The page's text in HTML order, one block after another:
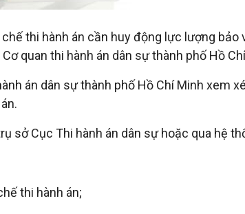
thi hành án cần huy động lực lượng
quan thi hành án dân sự thành phố Hồ
án dân sự thành phố Hồ Chí Minh xem
sở Cục Thi hành án dân sự hoặc qua hệ
thi hành án;